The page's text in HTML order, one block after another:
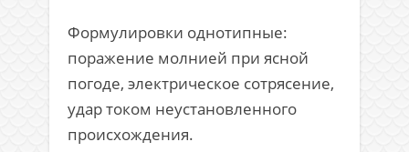
Формулировки однотипные:
поражение молнией при ясной
погоде, электрическое сотрясение,
удар током неустановленного
происхождения.